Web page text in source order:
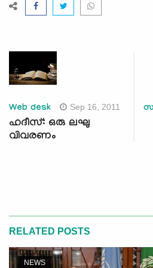
Web desk Sep 16, 2011
ഹദീസ്: ഒരു ലഘു
വിവരണം
RELATED POSTS
NEWS